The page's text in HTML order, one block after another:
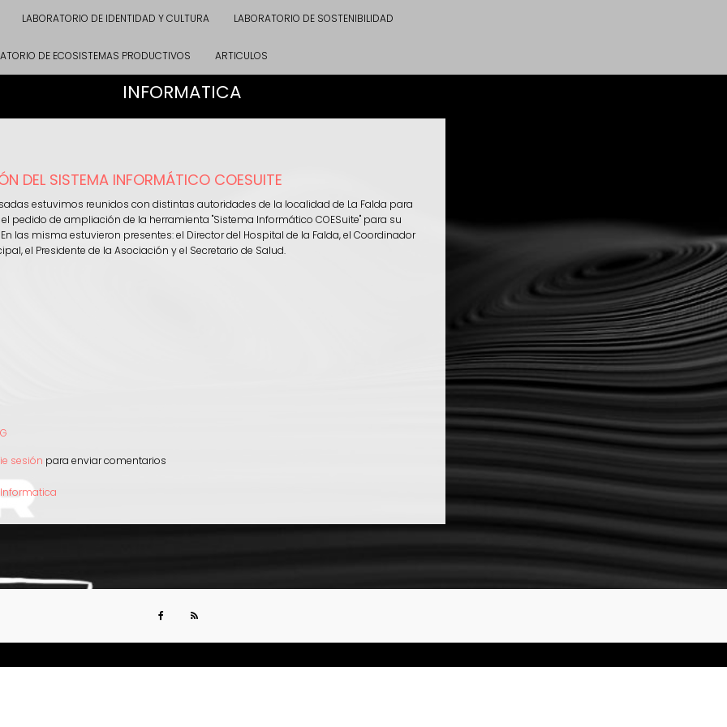
LABORATORIO DE IDENTIDAD Y CULTURA LABORATORIO DE SOSTENIBILIDAD
DE ECOSISTEMAS PRODUCTIVOS ARTICULOS
INFORMATICA
DEL SISTEMA INFORMÁTICO COESUITE
estuvimos reunidos con distintas autoridades de la localidad de La Falda para
pedido de ampliación de la herramienta "Sistema Informático COESuite" para su
las misma estuvieron presentes: el Director del Hospital de la Falda, el Coordinador
el Presidente de la Asociación y el Secretario de Salud.
sesión para enviar comentarios